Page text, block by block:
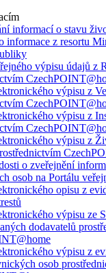
informací o stavu
informace z resortu
výpisu údajů z
výpisu z
výpisu z
výpisu z
o zveřejnění
osob na Portálu
opisu z
výpisu ze
dodavatelů
výpisu z
osob